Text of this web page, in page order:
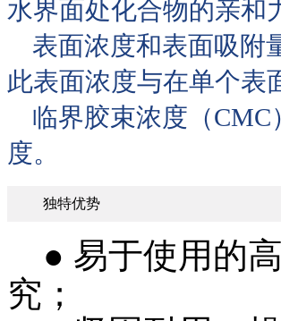
水界面处化合物的亲和
表面浓度和表面吸附
此表面浓度与在单个表
临界胶束浓度（CMC
度。
独特优势
● 易于使用的
究；